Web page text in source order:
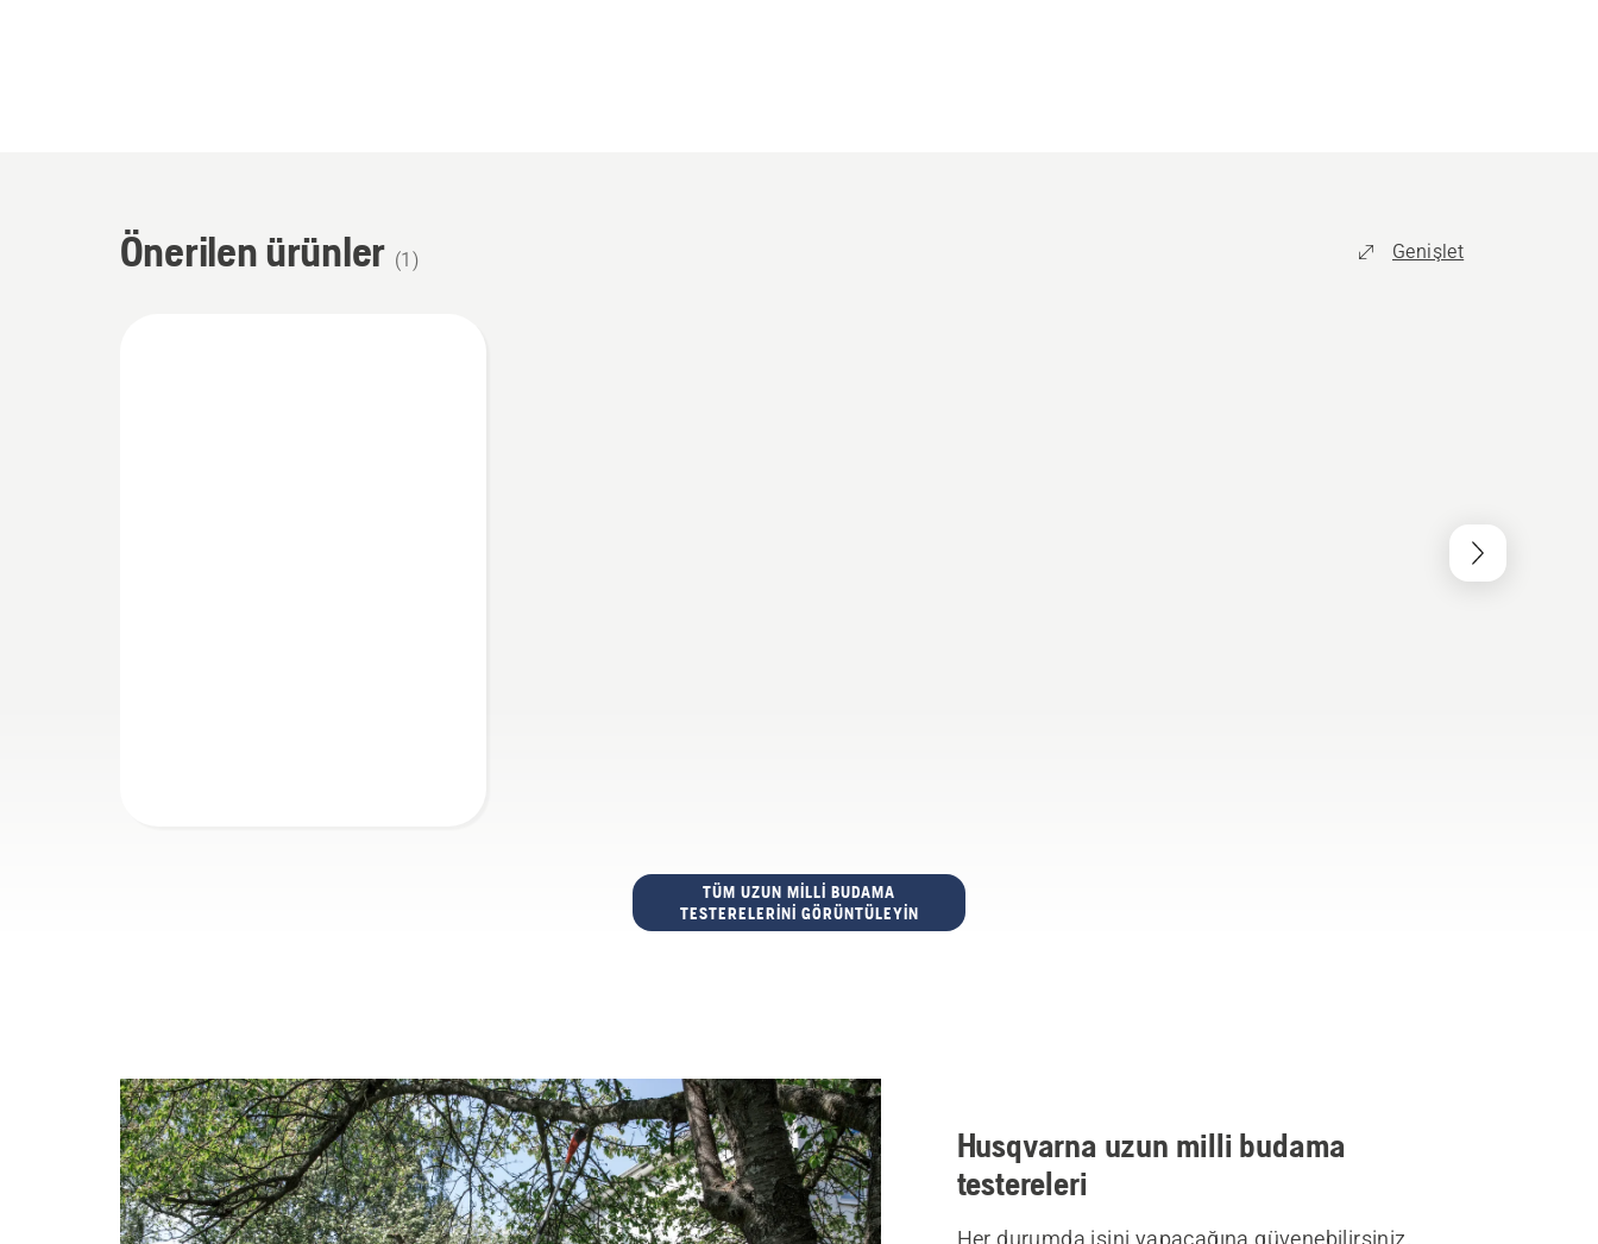
Önerilen ürünler (1 ) Genişlet
TÜM UZUN MILLI BUDAMA
TESTERELERINI GÖRÜNTÜLEYIN
Husqvarna uzun milli budama
testereleri
Her durumda işini yapacağına güvenebilirsiniz.